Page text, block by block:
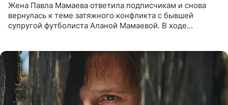
Жена Павла Мамаева ответила подписчикам и снова
вернулась к теме затяжного конфликта с бывшей
супругой футболиста Аланой Мамаевой. В ходе